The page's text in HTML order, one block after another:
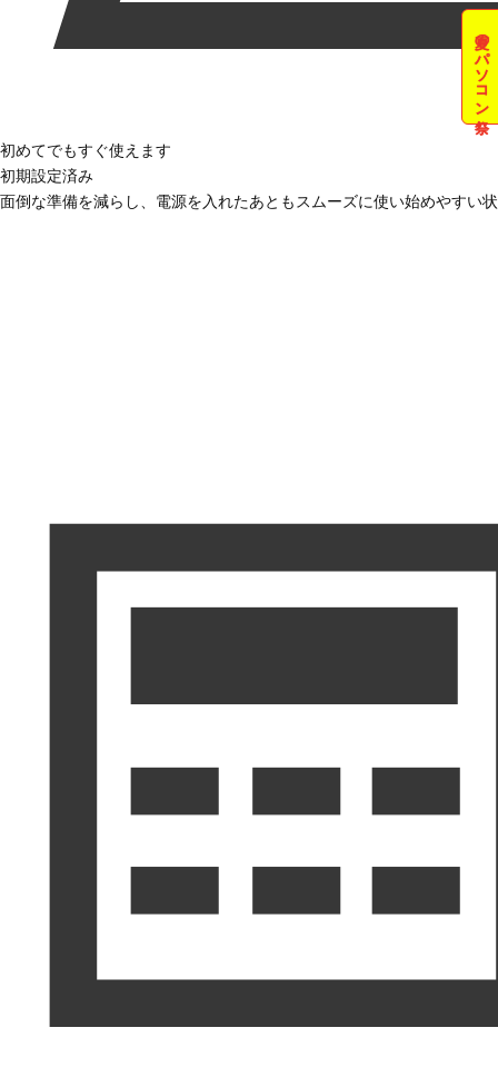
夏のパソコン祭
初めてでもすぐ使えます
初期設定済み
面倒な準備を減らし、電源を入れたあともスムーズに使い始めやすい